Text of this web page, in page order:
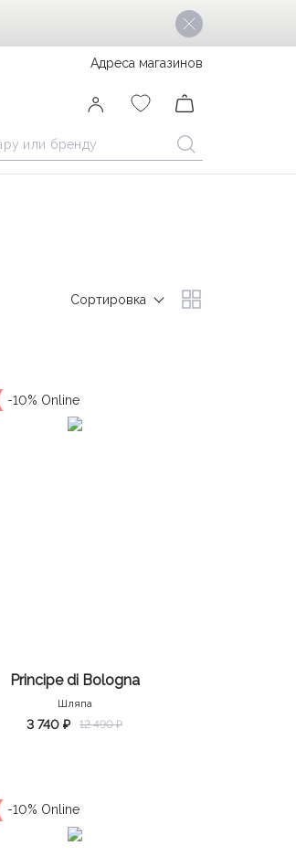
Сортировка
Principe di Bologna
Шляпа
3 740 ₽ 12 490 ₽
Адреса магазинов